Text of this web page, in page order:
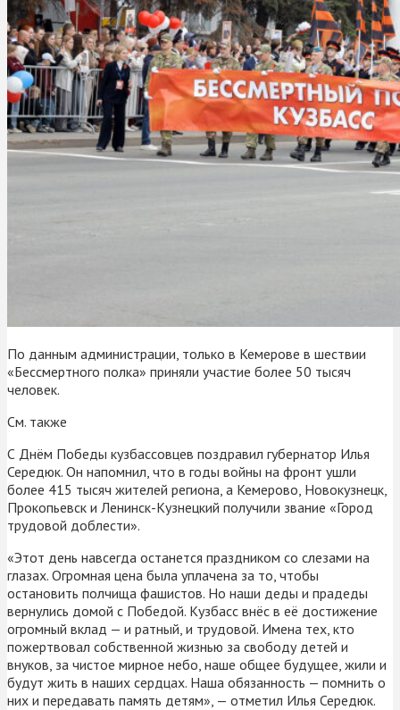
По данным администрации, только в Кемерове в шествии
«Бессмертного полка» приняли участие более 50 тысяч
человек.
См. также
С Днём Победы кузбассовцев поздравил губернатор Илья
Середюк. Он напомнил, что в годы войны на фронт ушли
более 415 тысяч жителей региона, а Кемерово, Новокузнецк,
Прокопьевск и Ленинск-Кузнецкий получили звание «Город
трудовой доблести».
«Этот день навсегда останется праздником со слезами на
глазах. Огромная цена была уплачена за то, чтобы
остановить полчища фашистов. Но наши деды и прадеды
вернулись домой с Победой. Кузбасс внёс в её достижение
огромный вклад — и ратный, и трудовой. Имена тех, кто
пожертвовал собственной жизнью за свободу детей и
внуков, за чистое мирное небо, наше общее будущее, жили и
будут жить в наших сердцах. Наша обязанность — помнить о
них и передавать память детям», — отметил Илья Середюк.